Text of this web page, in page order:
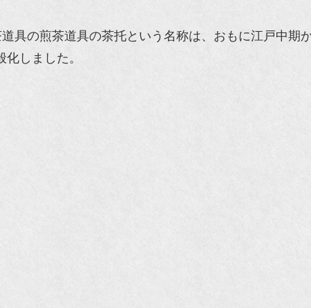
具の煎茶道具の茶托という名称は、おもに江戸中期
しました。